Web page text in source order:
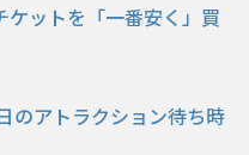
ケットを「一番安く」買
のアトラクション待ち時